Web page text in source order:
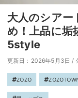
大人のシアー
め！上品に
5style
更新日：2026年5月3日 /
ZOZO